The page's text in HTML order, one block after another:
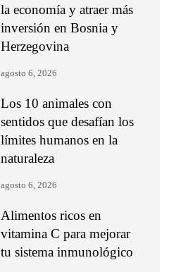
la economía y atraer más
inversión en Bosnia y
Herzegovina
agosto 6, 2026
Los 10 animales con
sentidos que desafían los
límites humanos en la
naturaleza
agosto 6, 2026
Alimentos ricos en
vitamina C para mejorar
tu sistema inmunológico